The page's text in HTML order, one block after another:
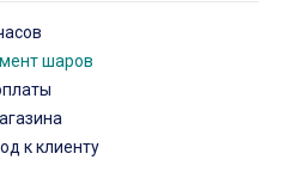
шаров
к клиенту